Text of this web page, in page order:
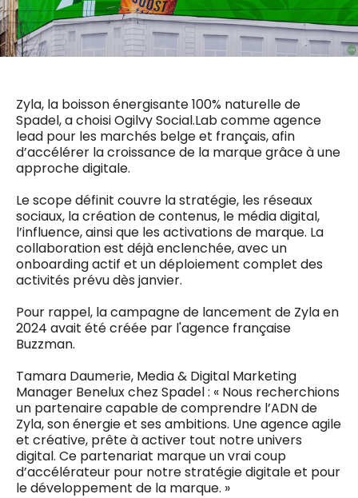
Zyla, la boisson énergisante 100% naturelle de
Spadel, a choisi Ogilvy Social.Lab comme agence
lead pour les marchés belge et français, afin
d’accélérer la croissance de la marque grâce à une
approche digitale.
Le scope définit couvre la stratégie, les réseaux
sociaux, la création de contenus, le média digital,
l’influence, ainsi que les activations de marque. La
collaboration est déjà enclenchée, avec un
onboarding actif et un déploiement complet des
activités prévu dès janvier.
Pour rappel, la campagne de lancement de Zyla en
2024 avait été créée par l'agence française
Buzzman.
Tamara Daumerie, Media & Digital Marketing
Manager Benelux chez Spadel : « Nous recherchions
un partenaire capable de comprendre l’ADN de
Zyla, son énergie et ses ambitions. Une agence agile
et créative, prête à activer tout notre univers
digital. Ce partenariat marque un vrai coup
d’accélérateur pour notre stratégie digitale et pour
le développement de la marque. »
0498 88 64 89
f.bouchar@mm.be
0475 97 12 57
g.byl@mm.be
Chief Editor
Damien Lemaire
d.lemaire@mm.be
VALIDER
NOTRE CONTENU DIGITAL :
Daily
Freemium
access
5 x week
MM e - News
1 x week
MM Brunch
1 x week
10 x year
Research
10 x year
MM Blue
4 x year
MM Magazine
(digital)
Des questions ?